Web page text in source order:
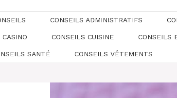
CONSEILS ADMINISTRATIFS
CONSEILS CUISINE CONSEILS
SANTÉ CONSEILS VÊTEMENTS